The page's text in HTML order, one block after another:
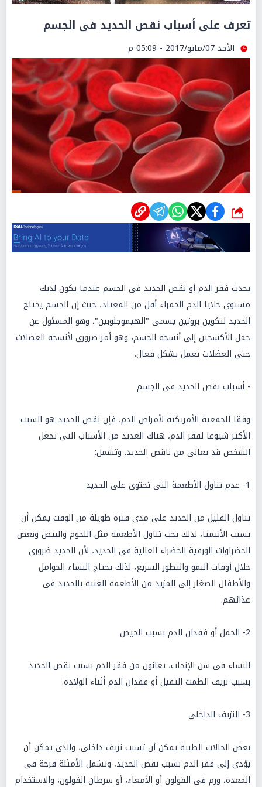
تعرف على أسباب نقص الحديد فى الجسم
الأحد 07/مايو/2017 - 05:09 م
شارك
يحدث فقر الدم أو نقص الحديد فى الجسم عندما يكون لديك
مستوى خلايا الدم الحمراء أقل من المعتاد، حيث إن الجسم يحتاج
الحديد لتكوين بروتين يسمى "الهيموجلوبين"، وهو المسئول عن
حمل الأكسجين إلى أنسجة الجسم، وهو أمر ضرورى لأنسجة العضلات
حتى العضلات تعمل بشكل فعال.
- أسباب نقص الحديد فى الجسم
وفقا للجمعية الأمريكية لأمراض الدم، فإن نقص الحديد هو السبب
الأكثر شيوعا لفقر الدم، هناك العديد من الأسباب التى تجعل
الشخص قد يعانى من ناقص الحديد. وتشمل:
1- عدم تناول الأطعمة التى تحتوى على الحديد
تناول القليل من الحديد على مدى فترة طويلة من الوقت يمكن أن
يسبب الأنيميا، لذلك يجب تناول الأطعمة مثل اللحوم والبيض وبعض
الخضراوات الورقية الخضراء العالية فى الحديد، لأن الحديد ضرورى
خلال أوقات النمو والتطور السريع، لذلك تحتاج النساء الحوامل
والأطفال الصغار إلى المزيد من الأطعمة الغنية بالحديد فى
غذائهم.
2- الحمل أو فقدان الدم بسبب الحيض
النساء فى سن الإنجاب، يعانون من فقر الدم بسبب نقص الحديد
بسبب نزيف الطمث الثقيل أو فقدان الدم أثناء الولادة.
3- النزيف الداخلى
بعض الحالات الطبية يمكن أن تسبب نزيف داخلى، والذى يمكن أن
يؤدى إلى فقر الدم بسبب نقص الحديد، وتشمل الأمثلة قرحة فى
المعدة، ورم فى القولون أو الأمعاء، أو سرطان القولون، والاستخدام